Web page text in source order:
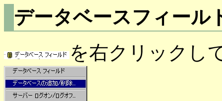
データベースフィール
を右クリックし